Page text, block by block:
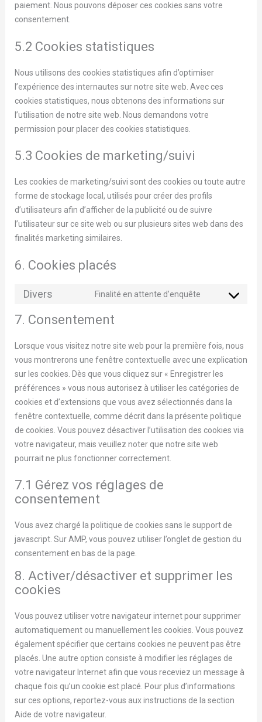
paiement. Nous pouvons déposer ces cookies sans votre
consentement.
5.2 Cookies statistiques
Nous utilisons des cookies statistiques afin d’optimiser
l’expérience des internautes sur notre site web. Avec ces
cookies statistiques, nous obtenons des informations sur
l’utilisation de notre site web. Nous demandons votre
permission pour placer des cookies statistiques.
5.3 Cookies de marketing/suivi
Les cookies de marketing/suivi sont des cookies ou toute autre
forme de stockage local, utilisés pour créer des profils
d’utilisateurs afin d’afficher de la publicité ou de suivre
l’utilisateur sur ce site web ou sur plusieurs sites web dans des
finalités marketing similaires.
6. Cookies placés
Divers Finalité en attente d’enquête
7. Consentement
Lorsque vous visitez notre site web pour la première fois, nous
vous montrerons une fenêtre contextuelle avec une explication
sur les cookies. Dès que vous cliquez sur « Enregistrer les
préférences » vous nous autorisez à utiliser les catégories de
cookies et d’extensions que vous avez sélectionnés dans la
fenêtre contextuelle, comme décrit dans la présente politique
de cookies. Vous pouvez désactiver l’utilisation des cookies via
votre navigateur, mais veuillez noter que notre site web
pourrait ne plus fonctionner correctement.
7.1 Gérez vos réglages de
consentement
Vous avez chargé la politique de cookies sans le support de
javascript. Sur AMP, vous pouvez utiliser l’onglet de gestion du
consentement en bas de la page.
8. Activer/désactiver et supprimer les
cookies
Vous pouvez utiliser votre navigateur internet pour supprimer
automatiquement ou manuellement les cookies. Vous pouvez
également spécifier que certains cookies ne peuvent pas être
placés. Une autre option consiste à modifier les réglages de
votre navigateur Internet afin que vous receviez un message à
chaque fois qu’un cookie est placé. Pour plus d’informations
sur ces options, reportez-vous aux instructions de la section
Aide de votre navigateur.